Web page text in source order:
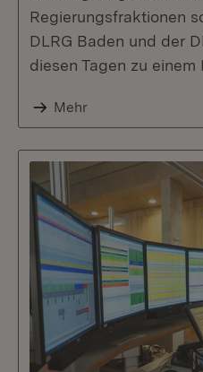
Regierungsfraktionen
DLRG Baden und der
diesen Tagen zu einem
Mehr